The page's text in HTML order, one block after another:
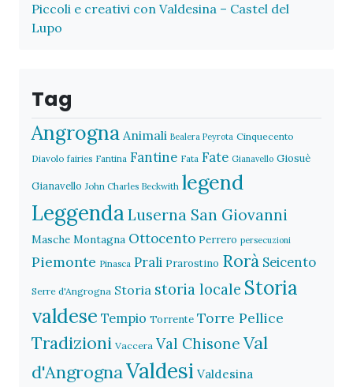
Piccoli e creativi con Valdesina – Castel del
Lupo
Tag
Angrogna Animali Bealera Peyrota Cinquecento
Diavolo fairies Fantina Fantine Fata Fate Gianavello Giosuè
Gianavello John Charles Beckwith legend
Leggenda Luserna San Giovanni
Masche Montagna Ottocento Perrero persecuzioni
Piemonte Pinasca Prali Prarostino Rorà Seicento
Serre d'Angrogna Storia storia locale Storia
valdese Tempio Torrente Torre Pellice
Tradizioni Vaccera Val Chisone Val
d'AngrognaValdesi Valdesina